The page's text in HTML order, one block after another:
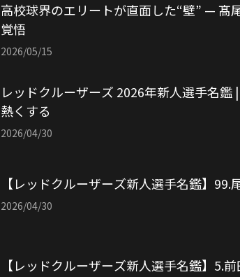
高校球界のエリートが直面した“壁” — 髙
覚悟
2026/05/15
レッドクルーザーズ 2026年新人選手名鑑
熱くする
2026/04/30
【レッドクルーザーズ新人選手名鑑】99.
2026/04/30
【レッドクルーザーズ新人選手名鑑】5.